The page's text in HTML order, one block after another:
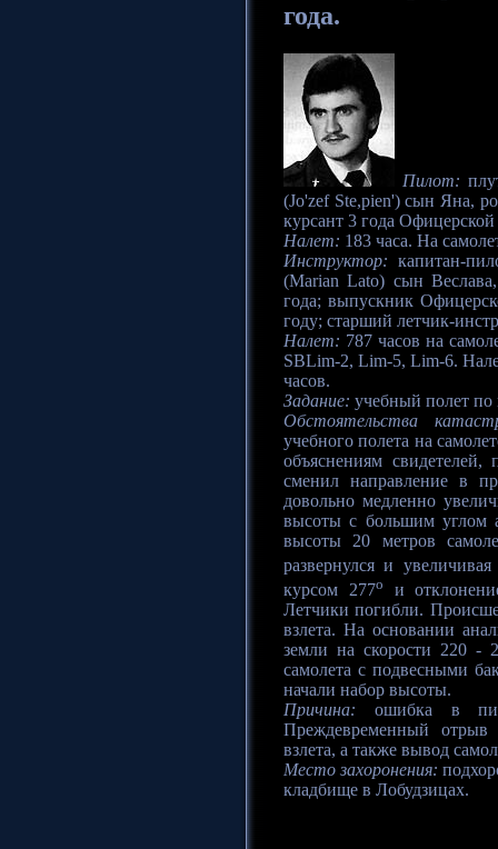
года.
Пилот:
(Jo'zef Ste,pien') сын Яна,
курсант 3 года
Налет: 183 часа. На
Инструктор: капитан-
(Marian Lato) сын
года; выпускник
году; старший летчик-
Налет: 787 часов на
SBLim-2, Lim-5, Lim-6.
часов.
Задание: учебный полет по
Обстоятельства
учебного полета на
объяснениям
сменил направление в
довольно медленно
высоты с большим углом
высоты 20 метров
развернулся и
курсом 277o
и
Летчики погибли.
взлета. На основании
земли на скорости 220 -
самолета с подвесными
начали набор высоты.
Причина: ошибка в
Преждевременный
взлета, а также вывод
Место захоронения:
кладбище в Лобудзицах.